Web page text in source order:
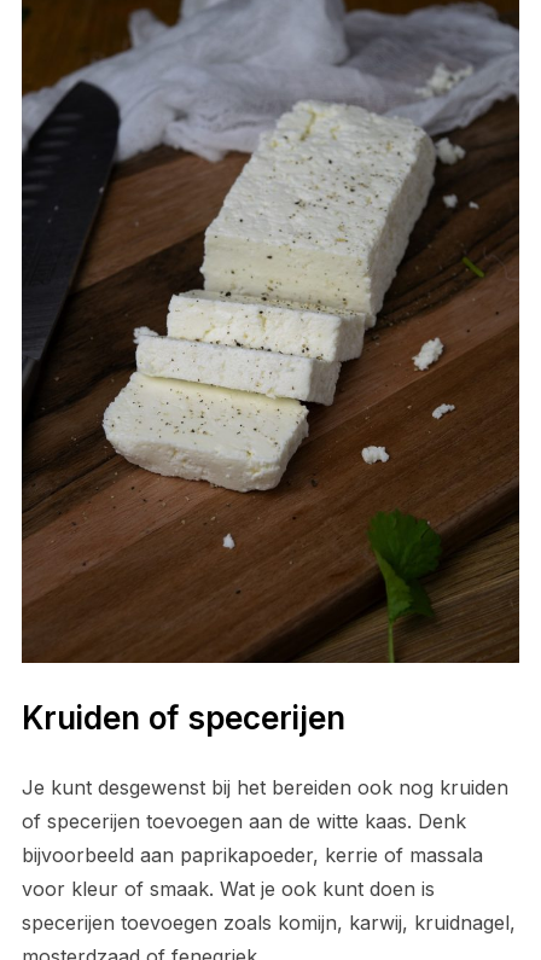
Kruiden of specerijen
Je kunt desgewenst bij het bereiden ook nog kruiden
of specerijen toevoegen aan de witte kaas. Denk
bijvoorbeeld aan paprikapoeder, kerrie of massala
voor kleur of smaak. Wat je ook kunt doen is
specerijen toevoegen zoals komijn, karwij, kruidnagel,